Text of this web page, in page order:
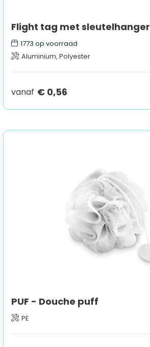
Flight tag met sleutelhanger
1773 op voorraad
Aluminium, Polyester
vanaf € 0,56
PUF - Douche puff
PE